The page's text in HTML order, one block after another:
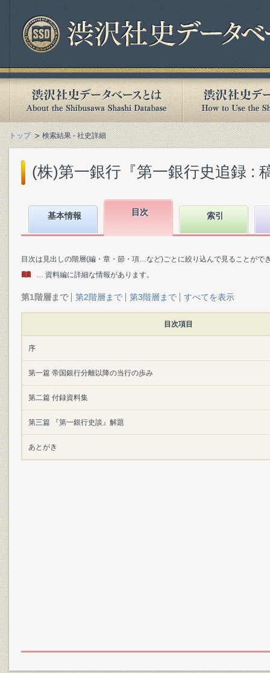
トップ 検索結果 - 社史詳細
(株)第一銀行『第一銀行史追録 :
基本情報 目次 索引
目次は見出しの階層(編・章・節・項…など)ごとに絞り込んで見ることがで
… 資料編に詳細な情報があります。
第1階層まで 第2階層まで 第3階層まで すべてを表示
目次項目
序
第一篇 帝国銀行分離以降の当行の歩み
第二篇 付録資料集
第三篇 『第一銀行史談』解題
あとがき